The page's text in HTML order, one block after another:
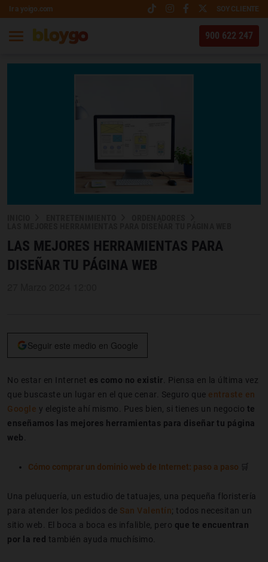
Ir a yoigo.com SOY CLIENTE
900 622 247
LAS MEJORES HERRAMIENTAS PARA
DISEÑAR TU PÁGINA WEB
Seguir este medio en Google
No estar en Internet es como no existir . Piensa en la última vez
que buscaste un lugar en el que cenar. Seguro que entraste en
Google y elegiste ahí mismo. Pues bien, si tienes un negocio te
enseñamos las mejores herramientas para diseñar tu página
web
Cómo comprar un dominio web de Internet: paso a paso
Una peluquería, un estudio de tatuajes, una pequeña floristería
para atender los pedidos de San Valentín; todos necesitan un
sitio web. El boca a boca es infalible, pero que te encuentran
por la red también ayuda muchísimo.